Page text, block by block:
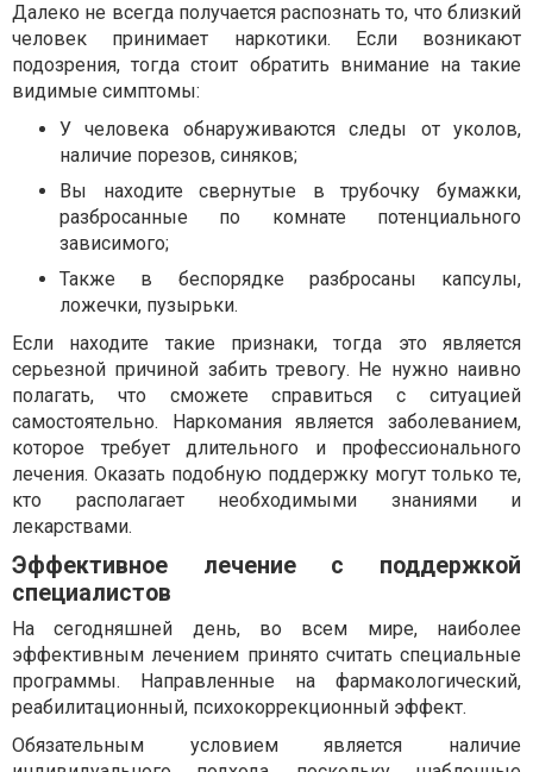
Далеко не всегда получается распознать то, что близкий
человек принимает наркотики. Если возникают
подозрения, тогда стоит обратить внимание на такие
видимые симптомы:
У человека обнаруживаются следы от уколов,
наличие порезов, синяков;
Вы находите свернутые в трубочку бумажки,
разбросанные по комнате потенциального
зависимого;
Также в беспорядке разбросаны капсулы,
ложечки, пузырьки.
Если находите такие признаки, тогда это является
серьезной причиной забить тревогу. Не нужно наивно
полагать, что сможете справиться с ситуацией
самостоятельно. Наркомания является заболеванием,
которое требует длительного и профессионального
лечения. Оказать подобную поддержку могут только те,
кто располагает необходимыми знаниями и
лекарствами.
Эффективное лечение с поддержкой
специалистов
На сегодняшней день, во всем мире, наиболее
эффективным лечением принято считать специальные
программы. Направленные на фармакологический,
реабилитационный, психокоррекционный эффект.
Обязательным условием является наличие